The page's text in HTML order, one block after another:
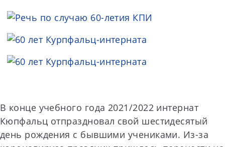
В конце учебного года 2021/2022 интернат
Кюпфальц отпраздновал свой шестидесятый
день рождения с бывшими учениками. Из-за